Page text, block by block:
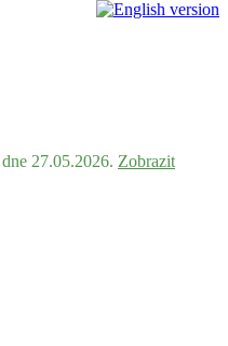
27.05.2026. Zobrazit